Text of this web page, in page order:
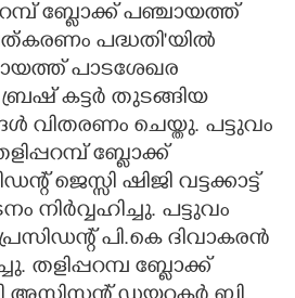
ബ്ലോക്ക് പഞ്ചായത്ത്
പദ്ധതി'യിൽ
പാടശേഖര
ബ്രഷ് കട്ടർ തുടങ്ങിയ
വിതരണം ചെയ്തു. പട്ടുവം
ബ്ലോക്ക്
ജെസ്സി ഷിജി വട്ടക്കാട്ട്
നിർവ്വഹിച്ചു. പട്ടുവം
പി.കെ ദിവാകരൻ
തളിപ്പറമ്പ ബ്ലോക്ക്